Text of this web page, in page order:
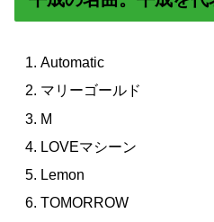
Automatic
マリーゴール
M 浜崎
LOVEマシーン
Lemon